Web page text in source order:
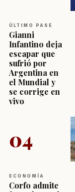
ÚLTIMO PASE
Gianni
Infantino deja
escapar que
sufrió por
Argentina en
el Mundial y
se corrige en
vivo
04
ECONOMÍA
Corfo admite